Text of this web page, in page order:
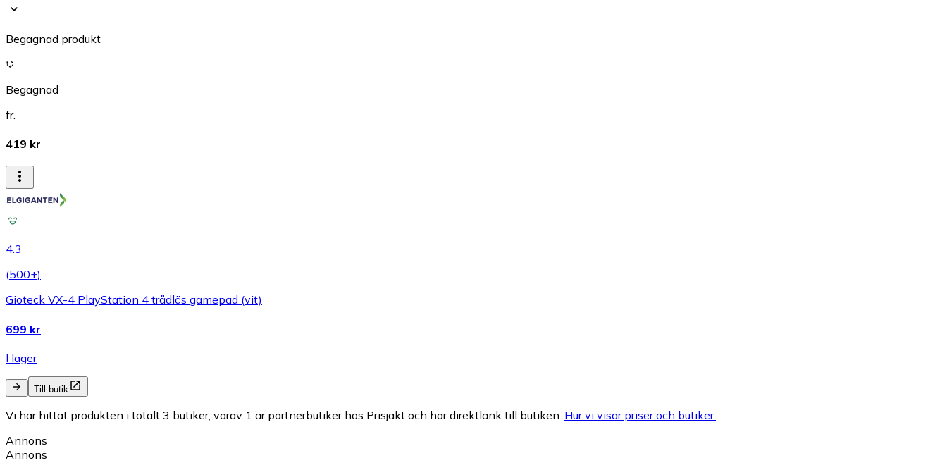
Begagnad produkt
Begagnad
fr.
419 kr
4.3
(500+)
Gioteck VX-4 PlayStation 4 trådlös gamepad (vit)
699 kr
I lager
Till butik
Vi har hittat produkten i totalt 3 butiker, varav 1 är partnerbutiker hos Prisjakt och har direktlänk till butiken. Hur vi visar priser och butiker.
Annons
Annons